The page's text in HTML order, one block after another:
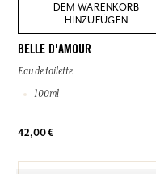
DEM WARENKORB
HINZUFÜGEN
BELLE D'AMOUR
Eau de toilette
100ml
42,00 €